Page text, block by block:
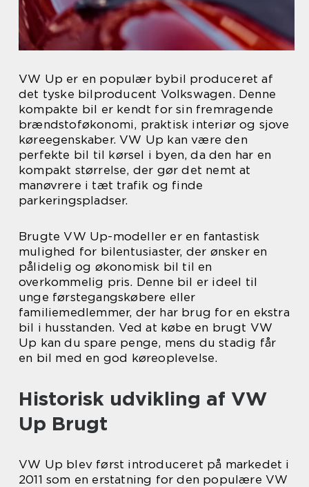
VW Up er en populær bybil produceret af
det tyske bilproducent Volkswagen. Denne
kompakte bil er kendt for sin fremragende
brændstoføkonomi, praktisk interiør og sjove
køreegenskaber. VW Up kan være den
perfekte bil til kørsel i byen, da den har en
kompakt størrelse, der gør det nemt at
manøvrere i tæt trafik og finde
parkeringspladser.
Brugte VW Up-modeller er en fantastisk
mulighed for bilentusiaster, der ønsker en
pålidelig og økonomisk bil til en
overkommelig pris. Denne bil er ideel til
unge førstegangskøbere eller
familiemedlemmer, der har brug for en ekstra
bil i husstanden. Ved at købe en brugt VW
Up kan du spare penge, mens du stadig får
en bil med en god køreoplevelse.
Historisk udvikling af VW
Up Brugt
VW Up blev først introduceret på markedet i
2011 som en erstatning for den populære VW